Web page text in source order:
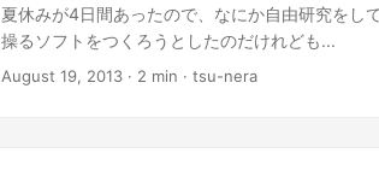
夏休みが4日間あったので、なにか自由研究をし
操るソフトをつくろうとしたのだけれども...
August 19, 2013 · 2 min · tsu-nera